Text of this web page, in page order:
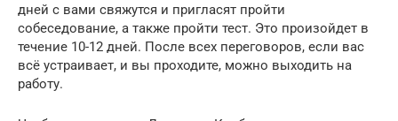
дней с вами свяжутся и пригласят пройти
собеседование, а также пройти тест. Это произойдет в
течение 10-12 дней. После всех переговоров, если вас
всё устраивает, и вы проходите, можно выходить на
работу.